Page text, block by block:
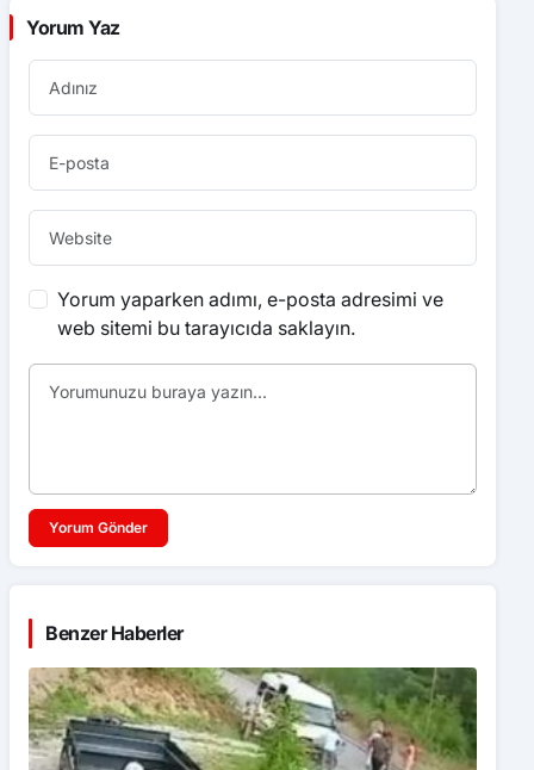
Yorum Yaz
Yorum yaparken adımı, e-posta adresimi ve
web sitemi bu tarayıcıda saklayın.
Yorum Gönder
Benzer Haberler